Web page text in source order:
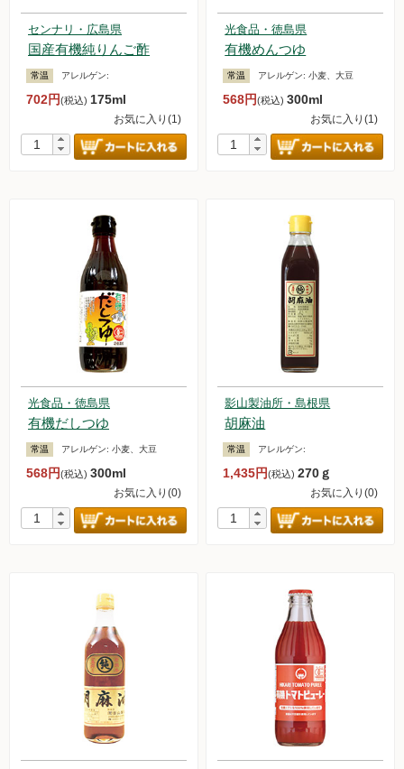
センナリ・広島県
国産有機純りんご酢
常温 アレルゲン:
702円(税込) 175ml
お気に入り(1)
光食品・徳島県
有機めんつゆ
常温 アレルゲン:小麦、大豆
568円(税込)300ml
お気に入り(1)
光食品・徳島県
有機だしつゆ
常温 アレルゲン: 小麦、大豆
568円(税込) 300ml
お気に入り(0)
影山製油所・島根県
胡麻油
常温 アレルゲン:
1,435円(税込)270ｇ
お気に入り(0)